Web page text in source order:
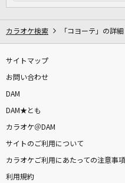
カラオケ検索 「コヨーテ」の詳細
サイトマップ
お問い合わせ
DAM
DAM★とも
カラオケ＠DAM
サイトのご利用について
カラオケご利用にあたっての注意事項
利用規約